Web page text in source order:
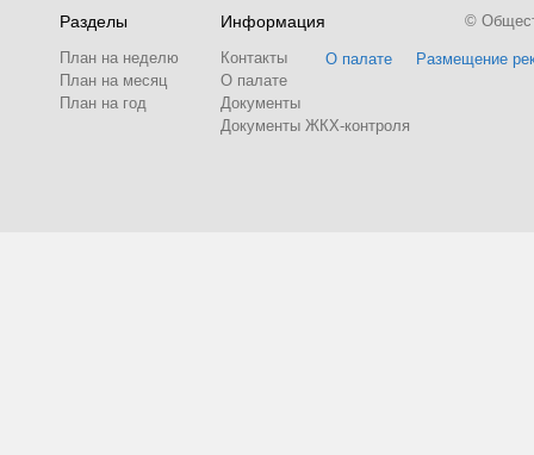
Разделы
План на неделю
План на месяц
План на год
Информация
Контакты
О палате
Документы
Документы ЖКХ-контроля
О палате Размещение
©